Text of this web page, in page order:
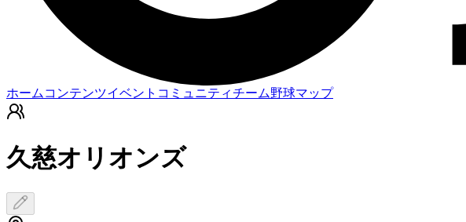
ホーム コンテンツイベント コミュニティチーム野球マップ
久慈オリオンズ